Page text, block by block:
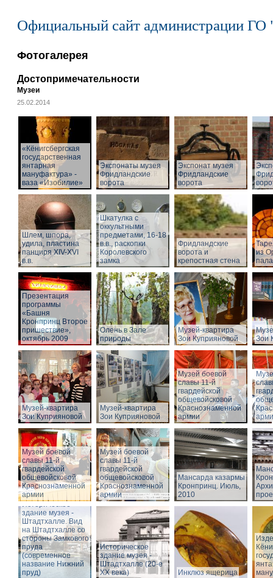
Официальный сайт администрации ГО
Фотогалерея
Достопримечательности
Музеи
25.02.2014
«Кёнигсбергская
государственная
янтарная
мануфактура» -
ваза «Изобилие»
Экспонаты музея
Фридландские
ворота
Экспонат музея
Фридландские
ворота
Шлем, шпора,
удила, пластина
панциря XIV-XVI
в.в.
Шкатулка с
оккультными
предметами, 16-18
в.в., раскопки
Королевского
замка
Фридландские
ворота и
крепостная стена
из
Презентация
программы
«Башня
Кронпринц Второе
пришествие»,
октябрь 2009
Олень в Зале
природы
Музей-квартира
Зои Куприяновой
Зои
Музей-квартира
Зои Куприяновой
Музей-квартира
Зои Куприяновой
Музей боевой
славы 11-й
гвардейской
общевойсковой
Краснознаменной
армии
Музей боевой
славы 11-й
гвардейской
общевойсковой
Краснознаменной
армии
Музей боевой
славы 11-й
гвардейской
общевойсковой
Краснознаменной
армии
Мансарда казармы
Кронпринц. Июль,
2010
Историческое
здание музея -
Штадтхалле. Вид
на Штадтхалле со
стороны Замкового
пруда
(современное
название Нижний
пруд)
Историческое
здание музея -
Штадтхалле (20-е
XX века)
Инклюз ящерица